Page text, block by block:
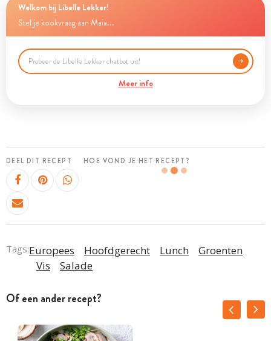
Welkom bij Libelle Lekker!
Stel je kookvraag aan Maia...
Meer info
DEEL DIT RECEPT HOE VOND JE HET RECEPT?
Tags:Europees Hoofdgerecht Lunch
Groenten
Vis
Salade
Of een ander recept?